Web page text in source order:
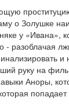
Золушке
у
руку на
Аноры,